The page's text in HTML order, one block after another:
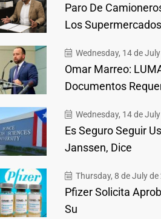
Paro De
Los Supermercados
Wednesday, 14 de
Omar Marreo:
Documentos
Wednesday, 14 de
Es Seguro Seguir
Janssen, Dice
Thursday, 8 de July de
Pfizer Solicita
Su